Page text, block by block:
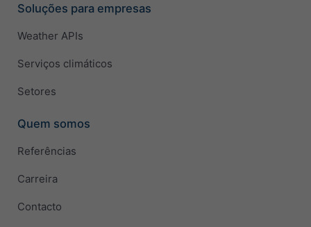
Soluções para empresas
Weather APIs
Serviços climáticos
Setores
Quem somos
Referências
Carreira
Contacto